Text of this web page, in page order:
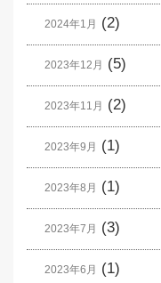
2024年1月 (2)
2023年12月 (5)
2023年11月 (2)
2023年9月 (1)
2023年8月 (1)
2023年7月 (3)
2023年6月 (1)